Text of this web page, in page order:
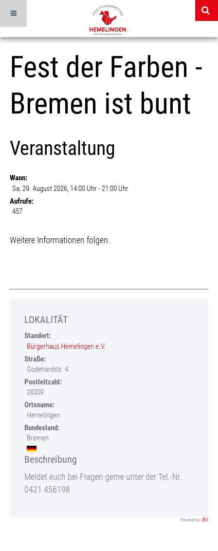
Fest der Farben -
Bremen ist bunt
Veranstaltung
Wann:
Sa, 29. August 2026, 14:00 Uhr- 21:00 Uhr
Aufrufe:
457
Weitere Informationen folgen.
LOKALITÄT
Standort:
Bürgerhaus Hemelingen e.V.
Straße:
Godehardstr. 4
Postleitzahl:
28309
Ortsname:
Hemelingen
Bundesland:
Bremen
Beschreibung
Meldet euch bei Fragen gerne unter der Tel.-Nr.
0421 456198
Powered by JEM